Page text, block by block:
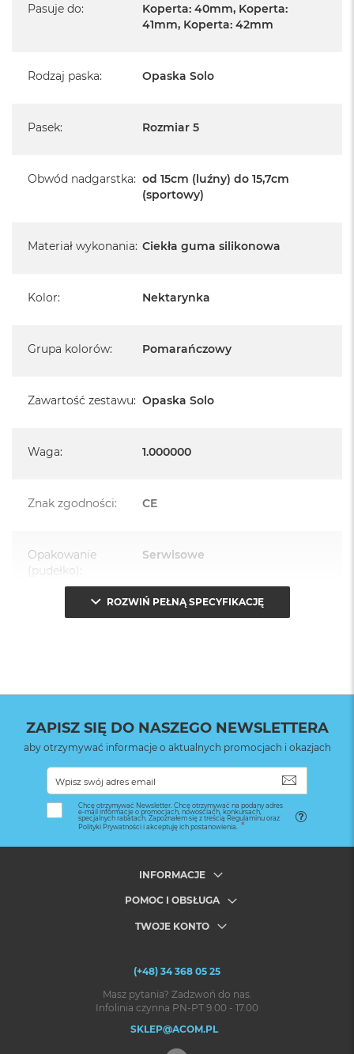
Pasuje do:
Koperta: 40mm, Koperta:
41mm, Koperta: 42mm
Rodzaj paska: Opaska Solo
Pasek: Rozmiar 5
Obwód nadgarstka: od 15cm (luźny) do 15,7cm
(sportowy)
Materiał wykonania: Ciekła guma silikonowa
Kolor: Nektarynka
Grupa kolorów: Pomarańczowy
Zawartość zestawu: Opaska Solo
Waga: 1.000000
Znak zgodności: CE
Opakowanie
(pudełko):
Serwisowe
ROZWIŃ PEŁNĄ SPECYFIKACJĘ
ZAPISZ SIĘ DO NASZEGO NEWSLETTERA
aby otrzymywać informacje o aktualnych promocjach i okazjach
Chcę otrzymywać Newsletter. Chcę otrzymywać na podany adres
e-mail informacje o promocjach, nowościach, konkursach,
specjalnych rabatach. Zapoznałem się z treścią Regulaminu oraz
Polityki Prywatności i akceptuję ich postanowienia.
INFORMACJE
POMOC I OBSŁUGA
TWOJE KONTO
(+48) 34 368 05 25
Masz pytania? Zadzwoń do nas.
Infolinia czynna PN-PT 9.00 - 17.00
SKLEP@ACOM.PL